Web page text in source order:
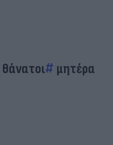
θάνατοι
μητέρα